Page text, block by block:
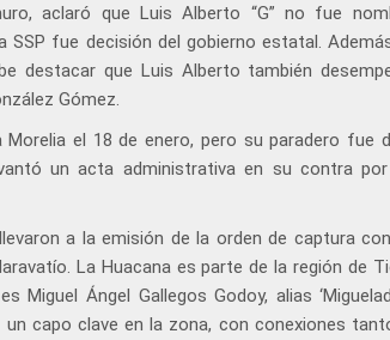
aclaró que Luis Alberto “G” no fue
fue decisión del gobierno estatal.
destacar que Luis Alberto también
Gómez.
Morelia el 18 de enero, pero su paradero fue
un acta administrativa en su contra
a la emisión de la orden de captura
La Huacana es parte de la región de
Ángel Gallegos Godoy, alias
capo clave en la zona, con conexiones